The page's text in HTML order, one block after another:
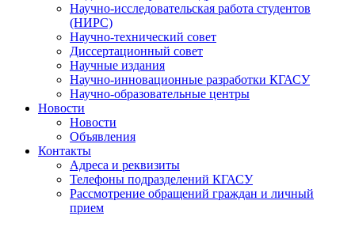
Научно-исследовательская работа студентов
(НИРС)
Научно-технический совет
Диссертационный совет
Научные издания
Научно-инновационные разработки КГАСУ
Научно-образовательные центры
Новости
Новости
Объявления
Контакты
Адреса и реквизиты
Телефоны подразделений КГАСУ
Рассмотрение обращений граждан и личный
прием